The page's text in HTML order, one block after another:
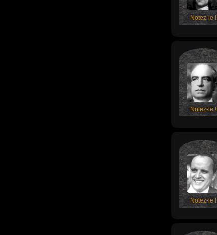
Notez-le !
Notez-le !
Notez-le !